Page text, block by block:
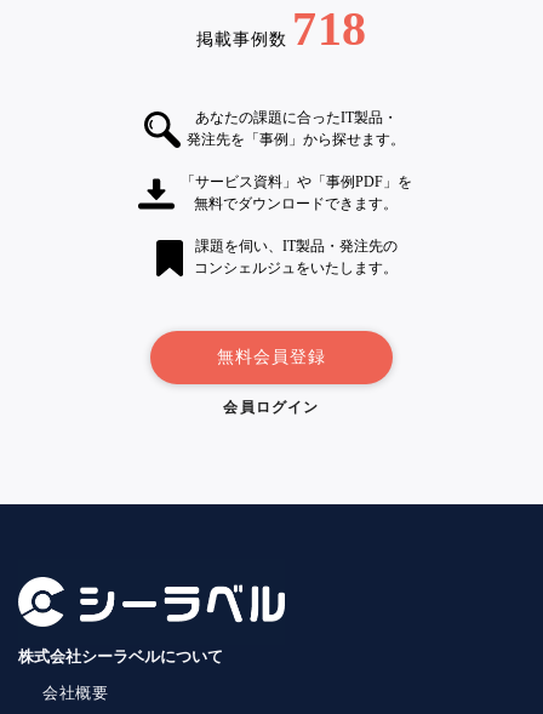
掲載事例数 718
あなたの課題に合ったIT製品・
発注先を「事例」から探せます。
「サービス資料」や「事例PDF」を
無料でダウンロードできます。
課題を伺い、IT製品・発注先の
コンシェルジュをいたします。
無料会員登録
会員ログイン
株式会社シーラベルについて
会社概要